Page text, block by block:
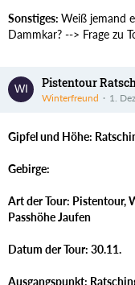
Sonstiges: Weiß jemand
Dammkar? --> Frage zu
Pistentour
Winterfreund 1.
Gipfel und Höhe:
Gebirge:
Art der Tour: Pistentour,
Passhöhe Jaufen
Datum der Tour: 30.11.
Ausgangspunkt: